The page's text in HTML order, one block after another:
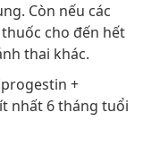
Còn nếu các
cho đến hết
thai khác.
+
nhất 6 tháng tuổi